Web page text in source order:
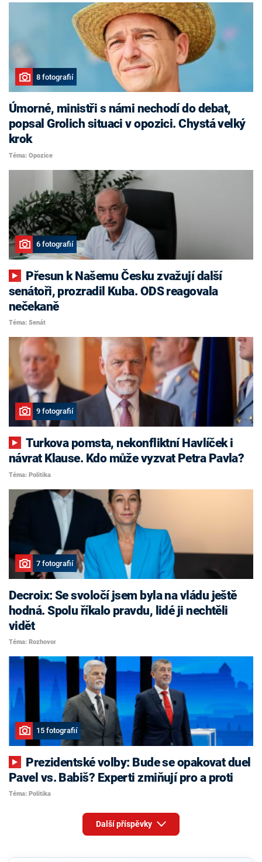
8 fotografií
Úmorné, ministři s námi nechodí do debat,
popsal Grolich situaci v opozici. Chystá velký
krok
Téma: Opozice
6 fotografií
senátoři, prozradil Kuba. ODS reagovala
nečekaně
Téma: Senát
9 fotografií
Turkova pomsta, nekonfliktní Havlíček i
návrat Klause. Kdo může vyzvat Petra Pavla?
Téma: Politika
7 fotografií
Decroix: Se svoločí jsem byla na vládu ještě
hodná. Spolu říkalo pravdu, lidé ji nechtěli
vidět
Téma: Rozhovor
15 fotografií
Pavel vs. Babiš? Experti zmiňují pro a proti
Téma: Politika
Další příspěvky